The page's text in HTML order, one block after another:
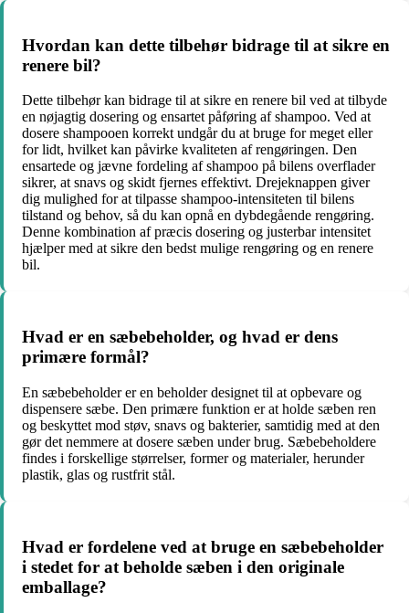
Hvordan kan dette tilbehør bidrage til at sikre en
renere bil?
Dette tilbehør kan bidrage til at sikre en renere bil ved at tilbyde
en nøjagtig dosering og ensartet påføring af shampoo. Ved at
dosere shampooen korrekt undgår du at bruge for meget eller
for lidt, hvilket kan påvirke kvaliteten af rengøringen. Den
ensartede og jævne fordeling af shampoo på bilens overflader
sikrer, at snavs og skidt fjernes effektivt. Drejeknappen giver
dig mulighed for at tilpasse shampoo-intensiteten til bilens
tilstand og behov, så du kan opnå en dybdegående rengøring.
Denne kombination af præcis dosering og justerbar intensitet
hjælper med at sikre den bedst mulige rengøring og en renere
bil.
Hvad er en sæbebeholder, og hvad er dens
primære formål?
En sæbebeholder er en beholder designet til at opbevare og
dispensere sæbe. Den primære funktion er at holde sæben ren
og beskyttet mod støv, snavs og bakterier, samtidig med at den
gør det nemmere at dosere sæben under brug. Sæbebeholdere
findes i forskellige størrelser, former og materialer, herunder
plastik, glas og rustfrit stål.
Hvad er fordelene ved at bruge en sæbebeholder
i stedet for at beholde sæben i den originale
emballage?